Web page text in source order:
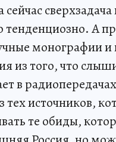
сейчас
тенденциозно. А
монографии
из того, что
в
источников,
те обиды,